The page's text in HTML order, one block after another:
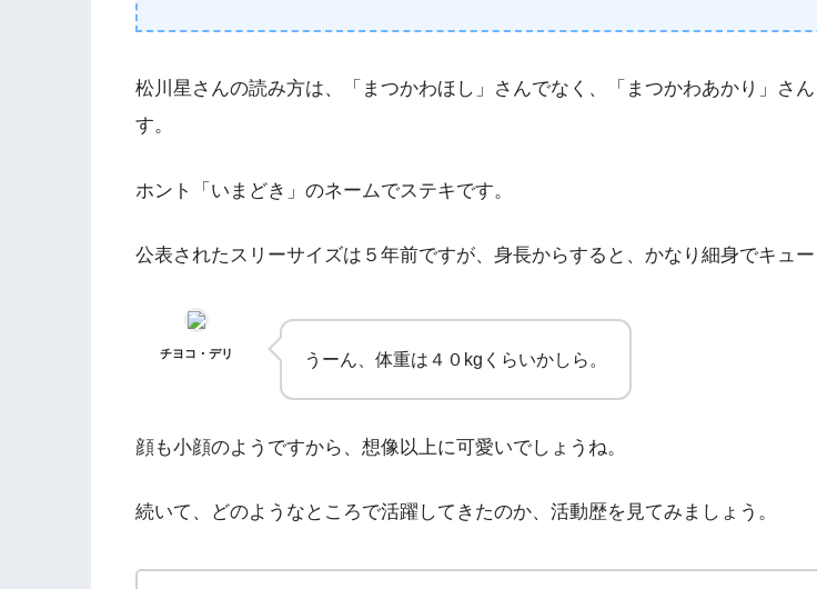
松川星さんの読み方は、「まつかわほし」さんでなく、「まつかわあかり」さん
す。
ホント「いまどき」のネームでステキです。
公表されたスリーサイズは５年前ですが、身長からすると、かなり細身でキュー
チヨコ・デリ うーん、体重は４０kgくらいかしら。
顔も小顔のようですから、想像以上に可愛いでしょうね。
続いて、どのようなところで活躍してきたのか、活動歴を見てみましょう。